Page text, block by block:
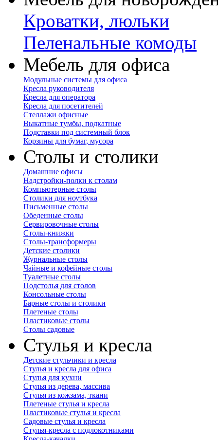
Кроватки, люльки
Пеленальные комоды
Мебель для офиса
Модульные системы для офиса
Кресла руководителя
Кресла для оператора
Кресла для посетителей
Стеллажи офисные
Выкатные тумбы, подкатные
Подставки под системный блок
Корзины для бумаг, мусора
Столы и столики
Домашние офисы
Надстройки-полки к столам
Компьютерные столы
Столики для ноутбука
Письменные столы
Обеденные столы
Сервировочные столы
Столы-книжки
Столы-трансформеры
Детские столики
Журнальные столы
Чайные и кофейные столы
Туалетные столы
Подстолья для столов
Консольные столы
Барные столы и столики
Плетеные столы
Пластиковые столы
Столы садовые
Стулья и кресла
Детские стульчики и кресла
Стулья и кресла для офиса
Стулья для кухни
Стулья из дерева, массива
Стулья из кожзама, ткани
Плетеные стулья и кресла
Пластиковые стулья и кресла
Садовые стулья и кресла
Стулья-кресла с подлокотниками